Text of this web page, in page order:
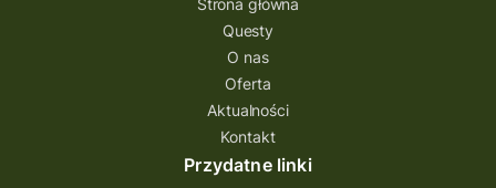
Quest Świętokrzyskie
quest na szlaku Przygody
Quest Bolestraszyce
Quest Arboretum
Przecław Quest
projekt
Questy
O nas
Oferta
Aktualności
Kontakt
Przydatne linki